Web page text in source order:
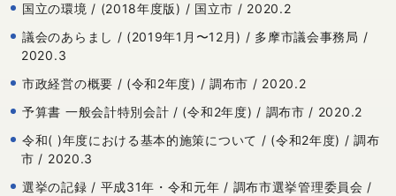
国立の環境 / (2018年度版) / 国立市 / 2020.2
議会のあらまし / (2019年1月〜12月) / 多摩市議会事務局 /
2020.3
市政経営の概要 / (令和2年度) / 調布市 / 2020.2
予算書 一般会計特別会計 / (令和2年度) / 調布市 / 2020.2
令和( )年度における基本的施策について / (令和2年度) / 調布
市 / 2020.3
選挙の記録 / 平成31年・令和元年 / 調布市選挙管理委員会 /